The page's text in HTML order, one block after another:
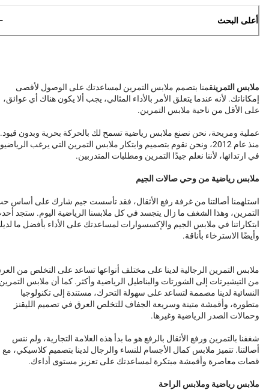
أعلى البحث
ملابس التمرينقمنا بتصمم ملابس التمرين لمساعدتك على الوصول لأقصى
إمكاناتك. لأنه عندما يتعلق الأمر بالأداء المثالي، يجب ألا يكون هناك أي عوائق،
على الأقل من ناحية ملابس التمرين.
عملية ومريحة، نحن نصنع ملابس رياضية تسمح لك بالحركة بحرية وبدون قيود.
منذ عام 2012، ونحن نقوم بتصميم وابتكار ملابس التمرين التي يرغب
في ارتدائها، لأننا نعلم جيدًا التمرين ومطلبات المتدربين.
ملابس رياضية من وحي صالات الجيم
استلهمنا أصالتنا من غرفة رفع الأثقال، فقد تأسست جيم شارك على أساس
التمرين، وهذا الشغف ما زال يتجسد في كل ملابسنا الرياضية اليوم. ستجد
ابتكاراتنا في ملابس الجيم والإكسسوارات لمساعدتك على الأداء بأفضل ما
وأيضًا الاسترخاء بأناقة.
ملابس التمرين الرجالية لدينا على مختلف أنواعها تساعد على التخلص من
من التيشيرتات إلى الشورتات والبناطيل الرياضية وأكثر. كما أن ملابس
النسائية لدينا مصممة لتساعد على سهولة التحرك، مستندة إلى تكنولوجيا
متطورة، وأقمشة متينة وسريعة الجفاف للتخلص العرق في تصميم الليقنز
وحمالات الصدر الرياضية وغيرها.
شغفنا بالتمرين ورفع الأثقال بالرفع هو ما بدأ هذه العلامة التجارية، ولم ننس
أصالتنا. تتميز ملابس كمال الأجسام للنساء والرجال لدينا بتصميم كلاسيكي، مع
قصات معاصرة وأقمشة مبتكرة لمساعدتك على تعزيز مستوى أداءك.
ملابس رياضية وملابس الراحة